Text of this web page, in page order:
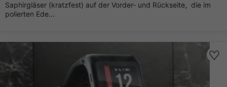
Saphirgläser (kratzfest) auf der Vorder- und Rückseite, die im
polierten Ede...